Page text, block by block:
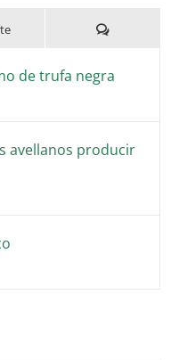
Comentarios
de trufa negra
avellanos producir